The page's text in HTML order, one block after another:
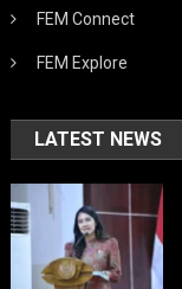
FEM Connect
FEM Explore
LATEST NEWS